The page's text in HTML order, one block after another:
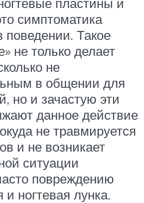
симптоматика
поведении. Такое
не только делает
не
в общении для
но и зачастую эти
данное действие
не травмируется
и не возникает
ситуации
повреждению
и ногтевая лунка.